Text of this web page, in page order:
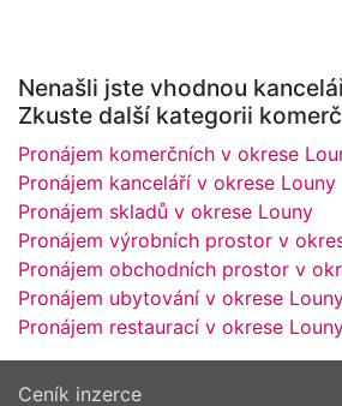
Nenašli jste vhodnou
Zkuste další kategorii
Pronájem komerčních v okrese
Pronájem kanceláří v okrese Louny
Pronájem skladů v okrese Louny
Pronájem výrobních prostor v
Pronájem obchodních prostor v
Pronájem ubytování v okrese
Pronájem restaurací v okrese
Ceník inzerce